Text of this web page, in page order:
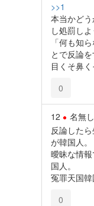
>>1
本当かど
し処罰し
「何も知
とで反論
目くそ鼻く
0
12 名無し
反論した
が韓国人。
曖昧な情
国人。
冤罪天国韓
0